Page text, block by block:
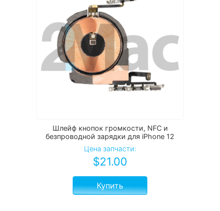
Шлейф кнопок громкости, NFC и
безпроводной зарядки для iPhone 12
Цена запчасти:
$21.00
Купить